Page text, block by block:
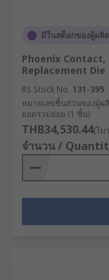
มีในสต็อกของผู้ผลิต
Phoenix Contact,
Replacement Die
RS Stock No. 131-395
หมายเลขชิ้นส่วนของผู้ผ
ยอดรวมย่อย (1 ชิ้น)
THB34,530.44(ไม่
จำนวน /